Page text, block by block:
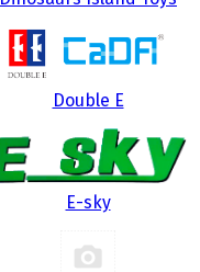
Double E
E-sky